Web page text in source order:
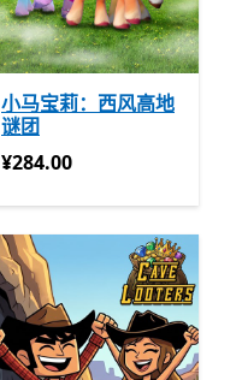
小马宝莉：西风高地
谜团
¥284.00
¥284.00